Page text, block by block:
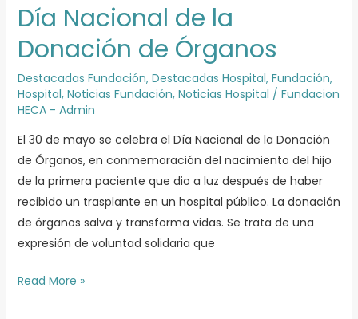
Día Nacional de la
Donación de Órganos
Destacadas Fundación, Destacadas Hospital, Fundación,
Hospital, Noticias Fundación, Noticias Hospital / Fundacion
HECA - Admin
El 30 de mayo se celebra el Día Nacional de la Donación
de Órganos, en conmemoración del nacimiento del hijo
de la primera paciente que dio a luz después de haber
recibido un trasplante en un hospital público. La donación
de órganos salva y transforma vidas. Se trata de una
expresión de voluntad solidaria que
Día
de
la
Donación
de
Órganos
Read More »